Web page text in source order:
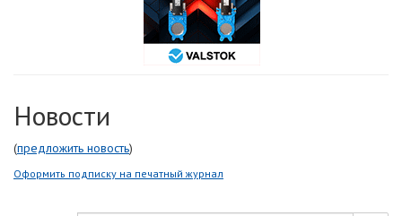
Новости
(предложить новость)
Оформить подписку на печатный журнал